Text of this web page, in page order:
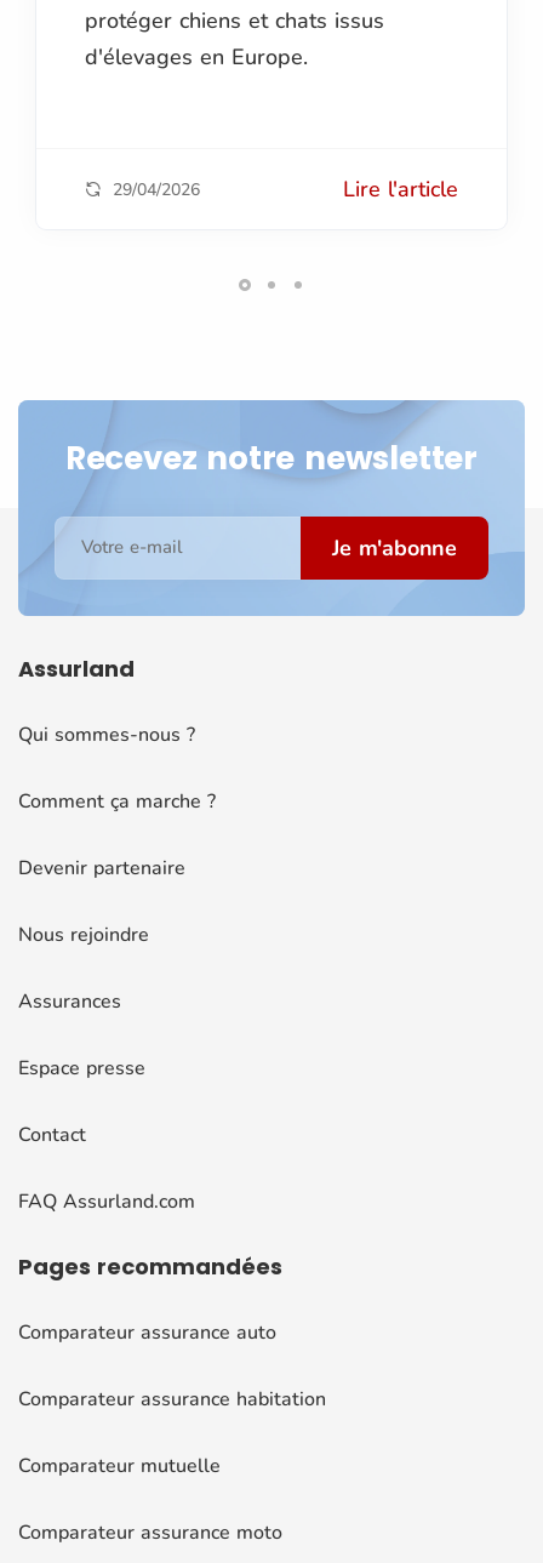
protéger chiens et chats issus
d'élevages en Europe.
29/04/2026 Lire l'article
Recevez notre newsletter
Votre e-mail Je m'abonne
Assurland
Qui sommes-nous ?
Comment ça marche ?
Devenir partenaire
Nous rejoindre
Assurances
Espace presse
Contact
FAQ Assurland.com
Pages recommandées
Comparateur assurance auto
Comparateur assurance habitation
Comparateur mutuelle
Comparateur assurance moto